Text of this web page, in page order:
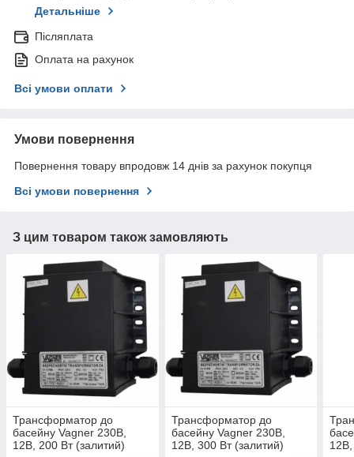
Детальніше
Післяплата
Оплата на рахунок
Всі умови оплати
Умови повернення
Повернення товару впродовж 14 днів за рахунок покупця
Всі умови повернення
З цим товаром також замовляють
Трансформатор до
басейну Vagner 230В,
12В, 200 Вт (залитий)
Трансформатор до
басейну Vagner 230В,
12В, 300 Вт (залитий)